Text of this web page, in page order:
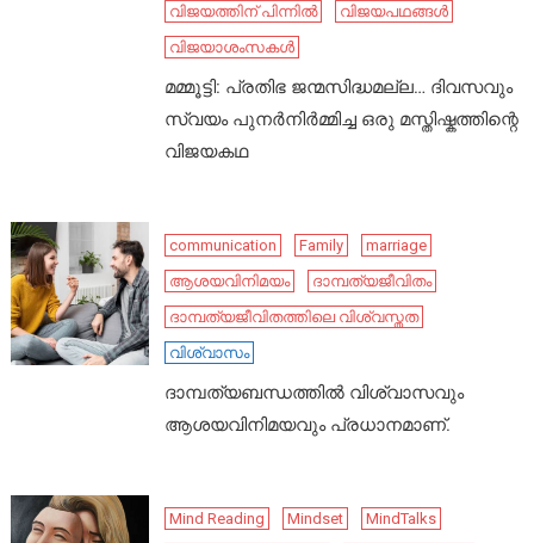
വിജയത്തിന് പിന്നിൽ
വിജയപഥങ്ങൾ
വിജയാശംസകൾ
മമ്മൂട്ടി: പ്രതിഭ ജന്മസിദ്ധമല്ല… ദിവസവും
സ്വയം പുനർനിർമ്മിച്ച ഒരു മസ്തിഷ്കത്തിന്റെ
വിജയകഥ
communication Family
marriage
ആശയവിനിമയം
ദാമ്പത്യജീവിതം
ദാമ്പത്യജീവിതത്തിലെ വിശ്വസ്തത
വിശ്വാസം
ദാമ്പത്യബന്ധത്തിൽ വിശ്വാസവും
ആശയവിനിമയവും പ്രധാനമാണ്.
Mind Reading Mindset
MindTalks